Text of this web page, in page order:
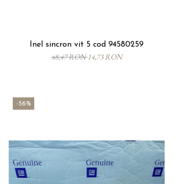
Inel sincron vit 5 cod 94580259
48,47 RON14,73 RON
-56%